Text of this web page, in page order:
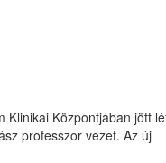
Klinikai Központjában jött
professzor vezet. Az új